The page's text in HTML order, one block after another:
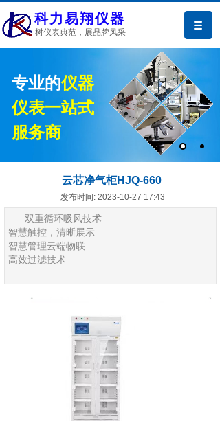
科力易翔仪器
树仪表典范，展品牌风采
专业的仪器
仪表一站式
服务商
云芯净气柜HJQ-660
发布时间: 2023-10-27 17:43
双重循环吸风技术
智慧触控，清晰展示
智慧管理云端物联
高效过滤技术
产品中心